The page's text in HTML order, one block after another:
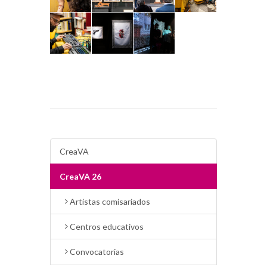
CreaVA
CreaVA 26
Artistas comisariados
Centros educativos
Convocatorias